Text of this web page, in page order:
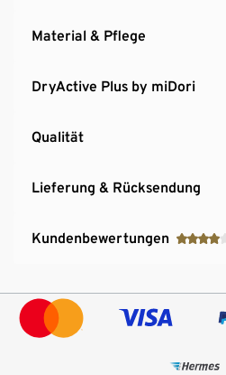
Material & Pflege
DryActive Plus by miDori
Qualität
Lieferung & Rücksendung
Kundenbewertungen